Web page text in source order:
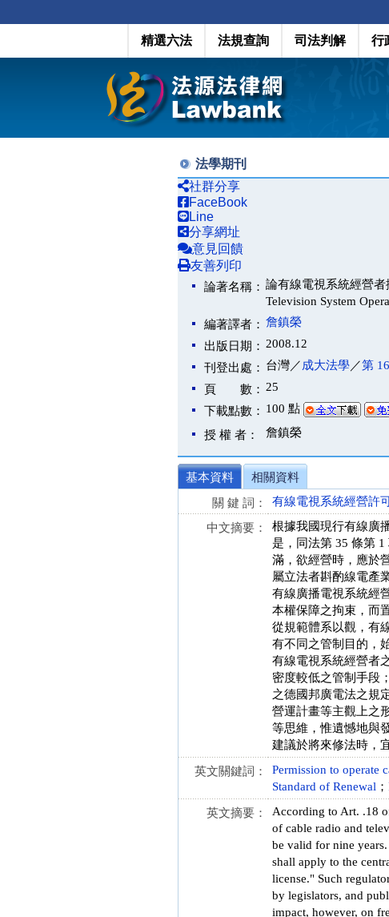
精選六法 法規查詢 司法判解 行
法學期刊
社群分享
FaceBook
Line
分享網址
意見回饋
友善列印
論著名稱： 論有線電視系統經營者
Television System
編著譯者： 詹鎮榮
出版日期： 2008.12
刊登出處： 台灣／ 成大法學／第
頁 數： 25
下載點數： 100 點
授 權 者：
詹鎮榮
基本資料
相關資料
關 鍵 詞：
有線電視系統經營許
中文摘要：
根據我國現行有線廣
是，同法第 35 條第
滿，欲經營時，應於
屬立法者斟酌線電產
有線廣播電視系統經
本權保障之拘束，而
從規範體系以觀，有
有不同之管制目的，
有線電視系統經營者
密度較低之管制手段
之德國邦廣電法之規
營運計畫等主觀上之
等思維，惟遺憾地與
建議於將來修法時，
英文關鍵詞： Permission to operate
Standard of Renewal ；
英文摘要：
According to Art. .18
of cable radio and
be valid for nine
shall apply to the
license." Such
by legislators, and
impact, however, on